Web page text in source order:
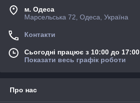
м. Одеса
Марсельська 72, Одеса, Україна
Контакти
Сьогодні працює з 10:00 до 17:00
Показати весь графік роботи
Про нас